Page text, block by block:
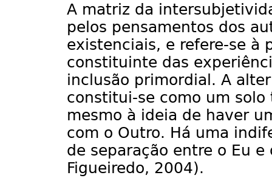
A matriz da
pelos pensamentos dos
existenciais, e refere-se à
constituinte das
inclusão primordial. A
constitui-se como um
mesmo à ideia de haver
com o Outro. Há uma
de separação entre o Eu e
Figueiredo, 2004).